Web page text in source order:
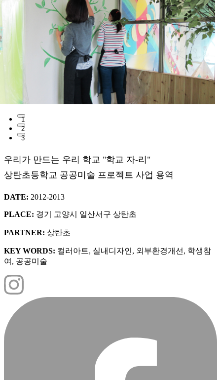
1
2
3
우리가 만드는 우리 학교 "학교 자-리"
상탄초등학교 공공미술 프로젝트 사업 용역
DATE: 2012-2013
PLACE: 경기 고양시 일산서구 상탄초
PARTNER: 상탄초
KEY WORDS: 컬러아트, 실내디자인, 외부환경개선, 학생참
여, 공공미술